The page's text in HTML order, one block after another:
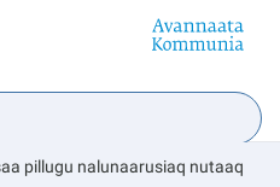
pillugu nalunaarusiaq nutaaq